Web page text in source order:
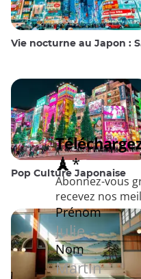
Vie nocturne au Japon : Sortir, voir et boire
Pop Culture Japonaise